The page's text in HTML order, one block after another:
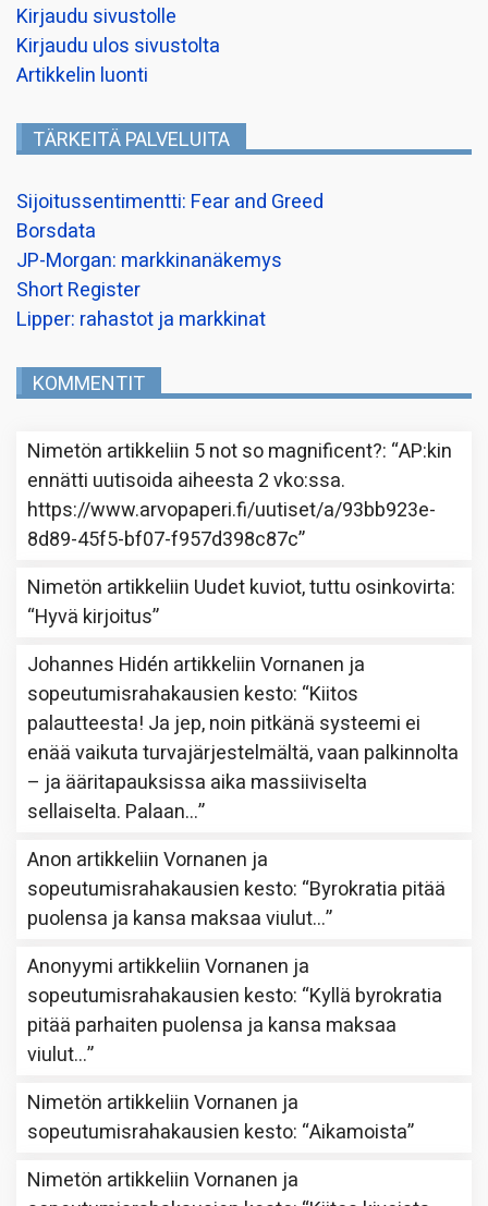
Kirjaudu sivustolle
Kirjaudu ulos sivustolta
Artikkelin luonti
TÄRKEITÄ PALVELUITA
Sijoitussentimentti: Fear and Greed
Borsdata
JP-Morgan: markkinanäkemys
Short Register
Lipper: rahastot ja markkinat
KOMMENTIT
Nimetön artikkeliin 5 not so magnificent?: “AP:kin
ennätti uutisoida aiheesta 2 vko:ssa.
https://www.arvopaperi.fi/uutiset/a/93bb923e-
8d89-45f5-bf07-f957d398c87c”
Nimetön artikkeliin Uudet kuviot, tuttu osinkovirta:
“Hyvä kirjoitus”
Johannes Hidén artikkeliinVornanen ja
sopeutumisrahakausien kesto: “Kiitos
palautteesta! Ja jep, noin pitkänä systeemi ei
enää vaikuta turvajärjestelmältä, vaan palkinnolta
– ja ääritapauksissa aika massiiviselta
sellaiselta. Palaan…”
Anon artikkeliinVornanen ja
sopeutumisrahakausien kesto: “Byrokratia pitää
puolensa ja kansa maksaa viulut…”
Anonyymi artikkeliinVornanen ja
sopeutumisrahakausien kesto: “Kyllä byrokratia
pitää parhaiten puolensa ja kansa maksaa
viulut…”
Nimetön artikkeliinVornanen ja
sopeutumisrahakausien kesto: “Aikamoista”
Nimetön artikkeliinVornanen ja